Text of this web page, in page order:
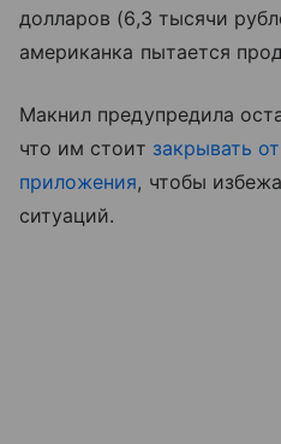
долларов (6,3 тысячи
американка пытается
Макнил предупредила
что им стоит закрывать
приложения, чтобы
ситуаций.